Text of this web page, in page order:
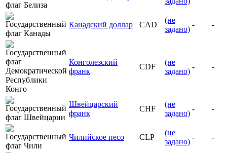
Канадский доллар CAD
(не
задано)
- -
Конголезский
франк
CDF
(не
задано)
- -
Швейцарский
франк
CHF
(не
задано)
- -
Чилийское песо CLP
(не
задано)
- -